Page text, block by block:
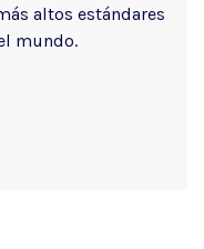
altos estándares
mundo.